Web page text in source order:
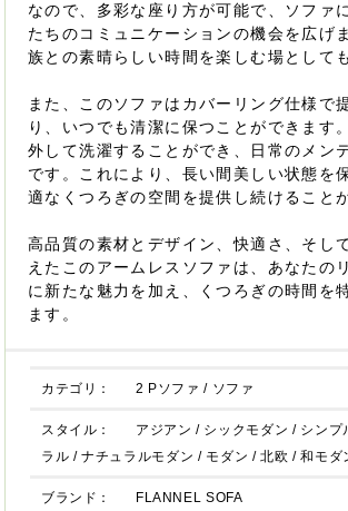
なので、多彩な座り方が可能で、ソファ
たちのコミュニケーションの機会を広げ
族との素晴らしい時間を楽しむ場として
また、このソファはカバーリング仕様で
り、いつでも清潔に保つことができます
外して洗濯することができ、日常のメン
です。これにより、長い間美しい状態を
適なくつろぎの空間を提供し続けること
高品質の素材とデザイン、快適さ、そし
えたこのアームレスソファは、あなたの
に新たな魅力を加え、くつろぎの時間を
ます。
カテゴリ： 2 Pソファ / ソファ
スタイル： アジアン / シックモダン / シンプ
ラル /ナチュラルモダン / モダン /北欧 /和モダ
ブランド： FLANNEL SOFA